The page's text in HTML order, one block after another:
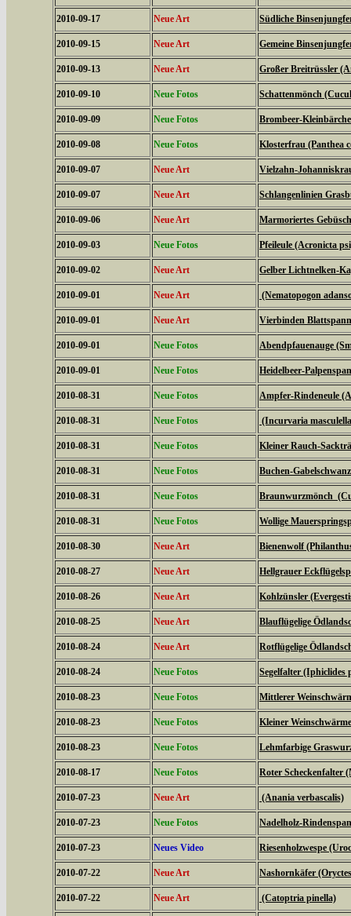
2010-09-17 Neue Art Südliche
2010-09-15 Neue Art Gemeine
2010-09-13 Neue Art Großer Breitrüssler
2010-09-10 Neue Fotos Schattenmönch
2010-09-09 Neue Fotos Brombeer-
2010-09-08 Neue Fotos Klosterfrau (Panthea
2010-09-07 Neue Art Vielzahn-
2010-09-07 Neue Art Schlangenlinien
2010-09-06 Neue Art Marmoriertes
2010-09-03 Neue Fotos Pfeileule (Acronicta
2010-09-02 Neue Art Gelber Lichtnelken-
2010-09-01 Neue Art (Nematopogon
2010-09-01 Neue Art Vierbinden
2010-09-01 Neue Fotos Abendpfauenauge
2010-09-01 Neue Fotos Heidelbeer-
2010-08-31 Neue Fotos Ampfer-Rindeneule
2010-08-31 Neue Fotos (Incurvaria
2010-08-31 Neue Fotos Kleiner Rauch-
2010-08-31 Neue Fotos Buchen-
2010-08-31 Neue Fotos Braunwurzmönch
2010-08-31 Neue Fotos Wollige
2010-08-30 Neue Art Bienenwolf
2010-08-27 Neue Art Hellgrauer
2010-08-26 Neue Art Kohlzünsler
2010-08-25 Neue Art Blauflügelige
2010-08-24 Neue Art Rotflügelige
2010-08-24 Neue Fotos Segelfalter (Iphiclides
2010-08-23 Neue Fotos Mittlerer
2010-08-23 Neue Fotos Kleiner
2010-08-23 Neue Fotos Lehmfarbige
2010-08-17 Neue Fotos Roter Scheckenfalter
2010-07-23 Neue Art (Anania verbascalis)
2010-07-23 Neue Fotos Nadelholz-
2010-07-23 Neues Video Riesenholzwespe
2010-07-22 Neue Art Nashornkäfer
2010-07-22 Neue Art (Catoptria pinella)